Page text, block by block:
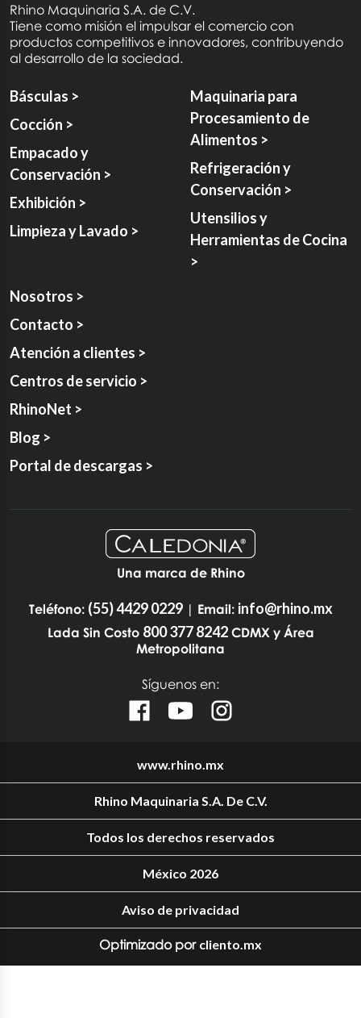
Rhino Maquinaria S.A. de C.V.
Tiene como misión el impulsar el comercio con
productos competitivos e innovadores, contribuyendo
al desarrollo de la sociedad.
Básculas >
Cocción >
Empacado y
Conservación >
Exhibición >
Limpieza y Lavado >
Maquinaria para
Procesamiento de
Alimentos >
Refrigeración y
Conservación >
Utensilios y
Herramientas de Cocina
>
Nosotros >
Contacto >
Atención a clientes >
Centros de servicio >
RhinoNet >
Blog >
Portal de descargas >
Una marca de Rhino
Teléfono: (55) 4429 0229| Email: info@rhino.mx
Lada Sin Costo 800 377 8242CDMX y Área
Metropolitana
Síguenos en:
www.rhino.mx
Rhino Maquinaria S.A. De C.V.
Todos los derechos reservados
México 2026
Aviso de privacidad
Optimizado por cliento.mx